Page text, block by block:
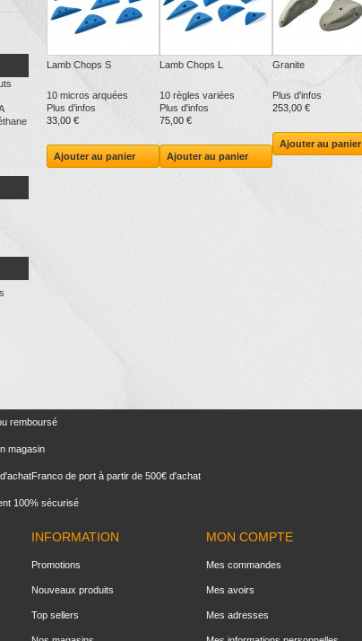
Lamb Chops S
10 micros arquées
Plus d'infos
33,00 €
Ajouter au panier
Lamb Chops L
10 règles variées
Plus d'infos
75,00 €
Ajouter au panier
Granite
Plus d'infos
253,00 €
Ajouter au panier
remboursé
magasin
Franco de port à partir de 500€ d'achat
100% sécurisé
INFORMATION
Promotions
Nouveaux produits
Top sellers
MON COMPTE
Mes commandes
Mes avoirs
Mes adresses